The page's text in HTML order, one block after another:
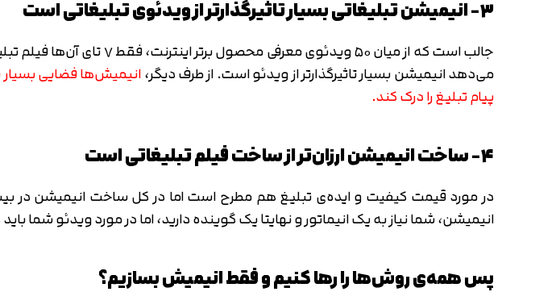
۳- انیمیشن تبلیغاتی بسیار تاثیرگذارتر از ویدئوی تبلیغاتی است
می‌دهد انیمیشن بسیار تاثیرگذارتر از ویدئو است. از طرف دیگر،انیمیش‌ها فضایی
پیام تبلیغ را درک کند.
۴- ساخت انیمیشن ارزان‌تر از ساخت فیلم تبلیغاتی است
در مورد قیمت کیفیت و ایده‌ی تبلیغ هم مطرح است اما در کل ساخت انیمیشن در
انیمیشن، شما نیاز به یک انیماتور و نهایتا یک گوینده دارید، اما در مورد ویدئو شما
پس همه‌ی روش‌ها را رها کنیم و فقط انیمیش بسازیم؟